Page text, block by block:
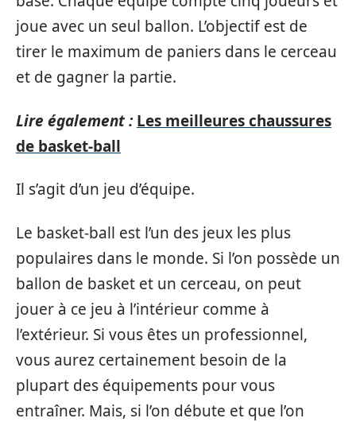
joue avec un seul ballon. L’objectif est de
tirer le maximum de paniers dans le cerceau
et de gagner la partie.
Lire également : Les meilleures chaussures
de basket-ball
Il s’agit d’un jeu d’équipe.
Le basket-ball est l’un des jeux les plus
populaires dans le monde. Si l’on possède un
ballon de basket et un cerceau, on peut
jouer à ce jeu à l’intérieur comme à
l’extérieur. Si vous êtes un professionnel,
vous aurez certainement besoin de la
plupart des équipements pour vous
entraîner. Mais, si l’on débute et que l’on